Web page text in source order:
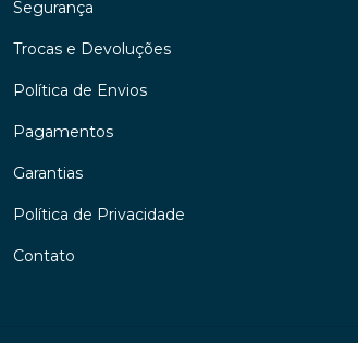
Segurança
Trocas e Devoluções
Política de Envios
Pagamentos
Garantias
Política de Privacidade
Contato